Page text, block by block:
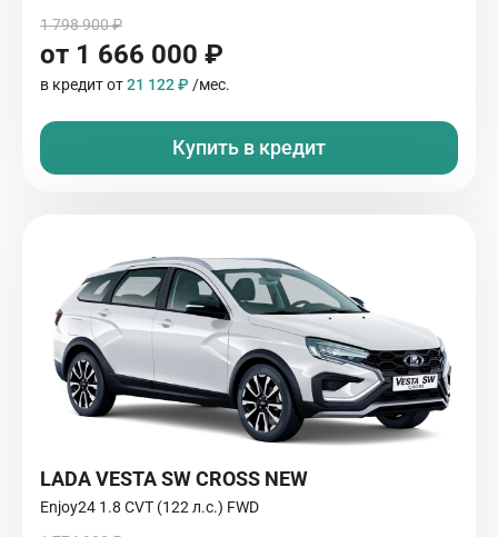
1 798 900 ₽
от 1 666 000 ₽
в кредит от21 122 ₽ /мес.
Купить в кредит
LADA VESTA SW CROSS NEW
Enjoy24 1.8 CVT (122 л.с.) FWD